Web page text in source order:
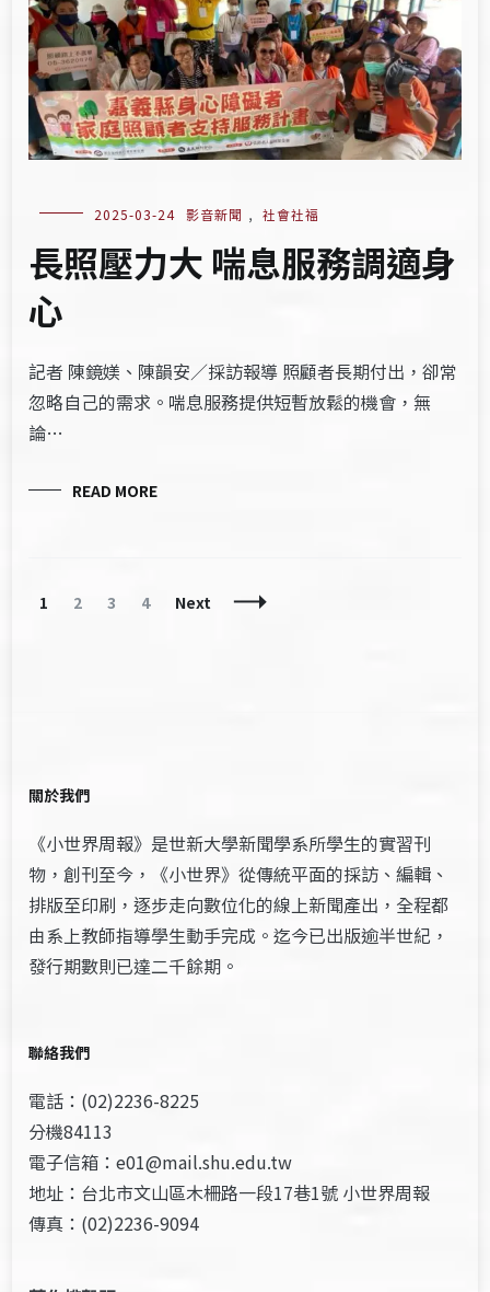
2025-03-24 影音新聞 , 社會社福
長照壓力大 喘息服務調適身
心
記者 陳鏡媄、陳韻安／採訪報導 照顧者長期付出，卻常
忽略自己的需求。喘息服務提供短暫放鬆的機會，無
論…
READ MORE
Posts
Page
1 Page
2 Page
3 Page
4 Next
關於我們
《小世界周報》是世新大學新聞學系所學生的實習刊
物，創刊至今，《小世界》從傳統平面的採訪、編輯、
排版至印刷，逐步走向數位化的線上新聞產出，全程都
由系上教師指導學生動手完成。迄今已出版逾半世紀，
發行期數則已達二千餘期。
聯絡我們
電話：(02)2236-8225
分機84113
電子信箱：e01@mail.shu.edu.tw
地址：台北市文山區木柵路一段17巷1號 小世界周報
傳真：(02)2236-9094